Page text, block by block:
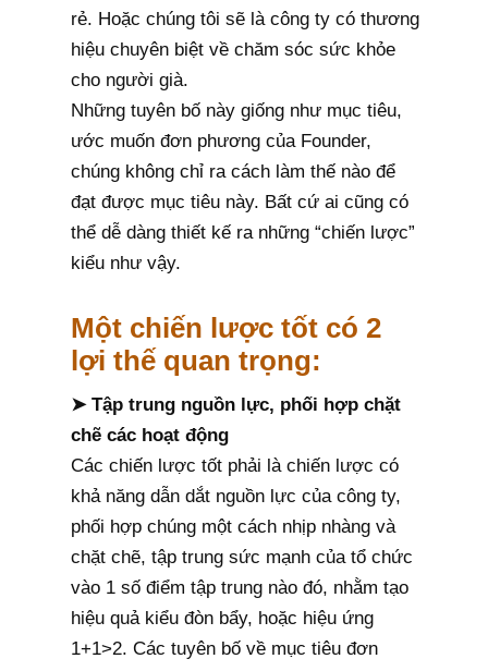
rẻ. Hoặc chúng tôi sẽ là công ty có thương
hiệu chuyên biệt về chăm sóc sức khỏe
cho người già.
Những tuyên bố này giống như mục tiêu,
ước muốn đơn phương của Founder,
chúng không chỉ ra cách làm thế nào để
đạt được mục tiêu này. Bất cứ ai cũng có
thể dễ dàng thiết kế ra những “chiến lược”
kiểu như vậy.
Một chiến lược tốt có 2
lợi thế quan trọng:
➤ Tập trung nguồn lực, phối hợp chặt
chẽ các hoạt động
Các chiến lược tốt phải là chiến lược có
khả năng dẫn dắt nguồn lực của công ty,
phối hợp chúng một cách nhịp nhàng và
chặt chẽ, tập trung sức mạnh của tổ chức
vào 1 số điểm tập trung nào đó, nhằm tạo
hiệu quả kiểu đòn bẩy, hoặc hiệu ứng
1+1>2. Các tuyên bố về mục tiêu đơn